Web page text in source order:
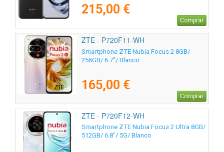
215,00 €
Comprar
ZTE - P720F11-WH
Smartphone ZTE Nubia Focus 2 8GB/
256GB/ 6.7"/ Blanco
165,00 €
Comprar
ZTE - P720F12-WH
Smartphone ZTE Nubia Focus 2 Ultra 8GB/
512GB/ 6.8"/ 5G/ Blanco